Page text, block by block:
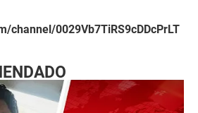
channel/0029Vb7TiRS9cDDcPrLT